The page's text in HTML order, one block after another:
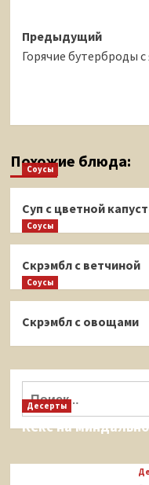
Навигация
записи
Предыдущий
Горячие бутерброды
Похожие блюда:
Соусы
Суп с цветной
Соусы
Скрэмбл с ветчиной
Соусы
Скрэмбл с овощами
Десерты
Кекс на